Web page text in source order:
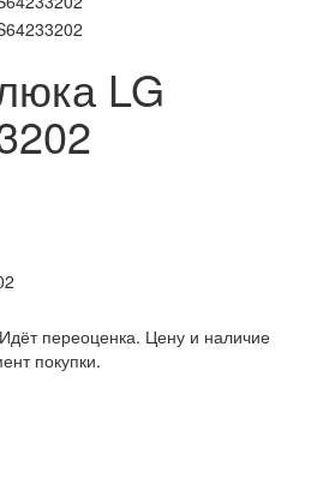
LG
переоценка. Цену и наличие
покупки.